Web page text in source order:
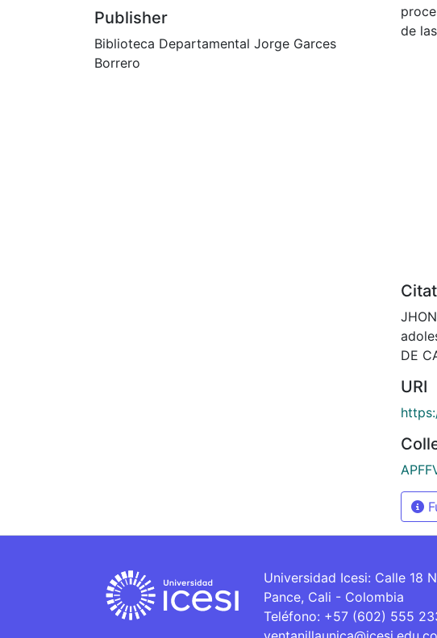
Publisher
Biblioteca Departamental Jorge Garces
Borrero
de
DE
URI
Universidad Icesi: Calle 18
Pance, Cali - Colombia
Teléfono: +57 (602) 555